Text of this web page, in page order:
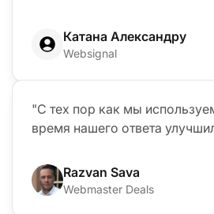
Катана Александру
Websignal
"С тех пор как мы
время нашего ответа
Razvan Sava
Webmaster Deals